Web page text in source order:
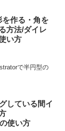
を作る・角を
方法/ダイレ
い方
で半円型の
している間イ
使い方